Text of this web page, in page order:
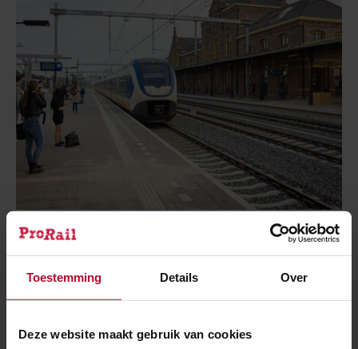
Toestemming Details Over
Deze website maakt gebruik van cookies
Elf dagen hinder voor reizigers tussen
Utrecht en ’s-Hertogenbosch
30 juli 2026